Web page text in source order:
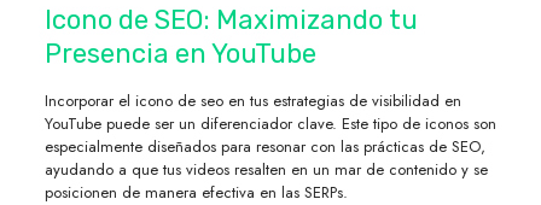
Icono de SEO: Maximizando tu
Presencia en YouTube
Incorporar el icono de seo en tus estrategias de visibilidad en
YouTube puede ser un diferenciador clave. Este tipo de iconos son
especialmente diseñados para resonar con las prácticas de SEO,
ayudando a que tus videos resalten en un mar de contenido y se
posicionen de manera efectiva en las SERPs.